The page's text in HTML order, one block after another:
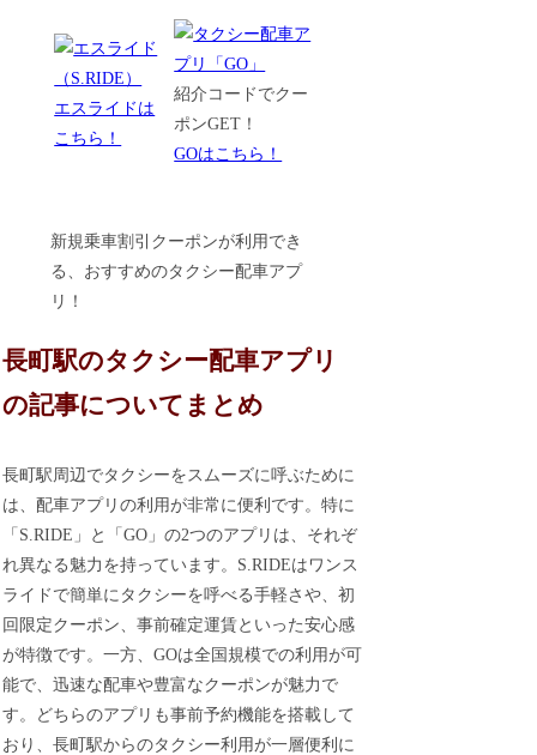
エスライドは
こちら！
紹介コードでクー
ポンGET！
GOはこちら！
新規乗車割引クーポンが利用でき
る、おすすめのタクシー配車アプ
リ！
長町駅のタクシー配車アプリ
の記事についてまとめ
長町駅周辺でタクシーをスムーズに呼ぶために
は、配車アプリの利用が非常に便利です。特に
「S.RIDE」と「GO」の2つのアプリは、それぞ
れ異なる魅力を持っています。S.RIDEはワンス
ライドで簡単にタクシーを呼べる手軽さや、初
回限定クーポン、事前確定運賃といった安心感
が特徴です。一方、GOは全国規模での利用が可
能で、迅速な配車や豊富なクーポンが魅力で
す。どちらのアプリも事前予約機能を搭載して
おり、長町駅からのタクシー利用が一層便利に